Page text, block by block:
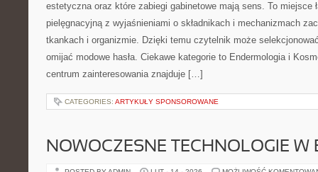
estetyczna oraz które zabiegi gabinetowe mają sens. To miejsce
pielęgnacyjną z wyjaśnieniami o składnikach i mechanizmach
tkankach i organizmie. Dzięki temu czytelnik może
omijać modowe hasła. Ciekawe kategorie to Endermologia i
centrum zainteresowania znajduje […]
CATEGORIES: ARTYKUŁY SPONSOROWANE
NOWOCZESNE TECHNOLOGIE W